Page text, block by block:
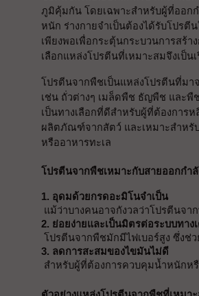
ภูมิคุ้มกัน โดยเฉพาะสำหรับผู้ที่ออกก
หนัก ร่างกายจำเป็นต้องได้รับโปรตี
เพียงพอเพื่อกระตุ้นกระบวนการสร้า
เลือกแหล่งโปรตีนที่เหมาะสมจึงเป็น
โปรตีนจากพืชเป็นแหล่งโปรตีนที่มา
เช่น ถั่วต่างๆ เมล็ดพืช ธัญพืช และพื
เป็นทางเลือกที่ดีสำหรับผู้ที่ต้องการห
ผลิตภัณฑ์จากสัตว์ และเหมาะสำหรั
หรืออาหารทะเล
โปรตีนจากพืชเหมาะกับสายออกกำลั
1. อุดมด้วยกรดอะมิโนจำเป็น
แม้ว่าบางคนอาจกังวลว่าโปรตีนจ
2. ย่อยง่ายและเป็นมิตรต่อระบบทาง
โปรตีนจากพืชมักมีไฟเบอร์สูง ซึ่งช่ว
3. ลดการสะสมของไขมันไม่ดี
สำหรับผู้ที่ต้องการควบคุมน้ำหนักห